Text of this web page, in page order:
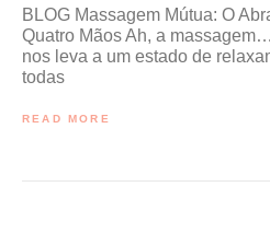
BLOG Massagem Mútua: O
Quatro Mãos Ah, a
nos leva a um estado de
todas
READ MORE